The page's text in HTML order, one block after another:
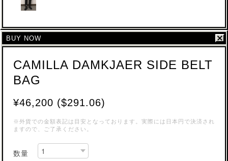
BUY NOW
CAMILLA DAMKJAER SIDE BELT
BAG
¥46,200 ($291.06)
※外貨での金額表記は目安となっております。実際には日本円で決済され
ますので、ご了承ください。
数量